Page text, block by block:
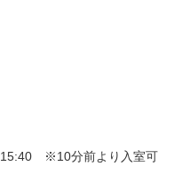
15:40
※10分前より入室可